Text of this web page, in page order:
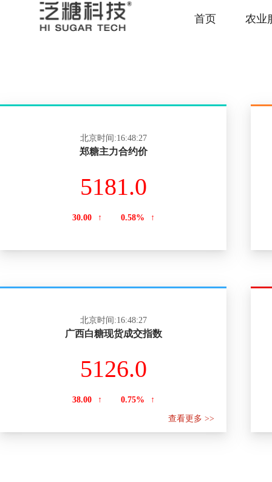
首页 农业
北京时间:16:48:27
郑糖主力合约价
5181.0
30.00 ↑ 0.58% ↑
北京时间:16:48:27
广西白糖现货成交指数
5126.0
38.00 ↑ 0.75% ↑
查看更多 >>